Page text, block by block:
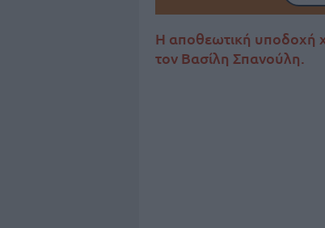
Η αποθεωτική υποδοχή
τον Βασίλη Σπανούλη.